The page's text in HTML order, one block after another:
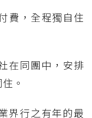
費，全程獨自住
在同團中，安排
。
界行之有年的最